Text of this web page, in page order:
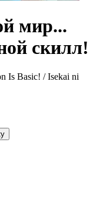
мир...
скилл!
Is Basic! / Isekai ni